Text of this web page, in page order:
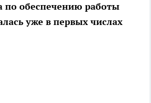
по обеспечению работы
уже в первых числах